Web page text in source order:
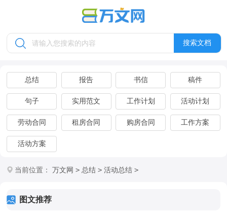
搜索文档
总结 报告 书信 稿件
句子 实用范文 工作计划 活动计划
劳动合同 租房合同 购房合同 工作方案
活动方案
当前位置： 万文网 > 总结 > 活动总结 >
图文推荐